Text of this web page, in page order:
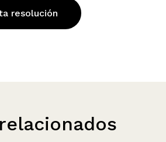
resolución